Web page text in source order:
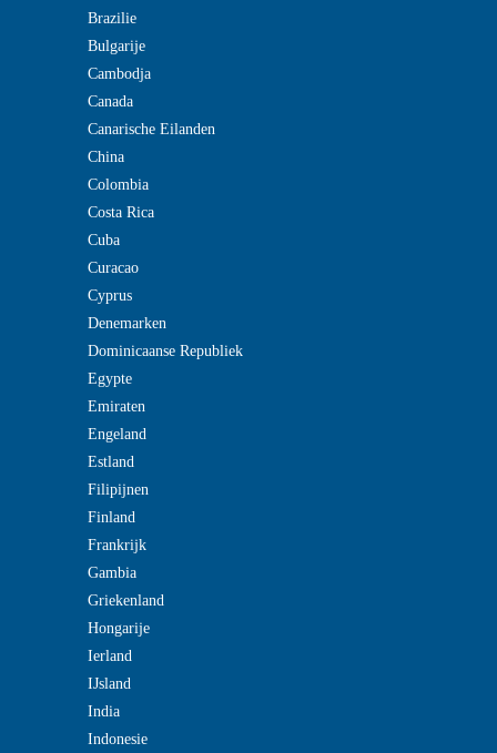
Brazilie
Bulgarije
Cambodja
Canada
Canarische Eilanden
China
Colombia
Costa Rica
Cuba
Curacao
Cyprus
Denemarken
Dominicaanse Republiek
Egypte
Emiraten
Engeland
Estland
Filipijnen
Finland
Frankrijk
Gambia
Griekenland
Hongarije
Ierland
IJsland
India
Indonesie